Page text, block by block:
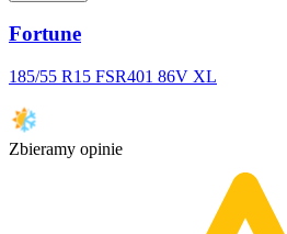
Fortune
185/55 R15 FSR401 86V XL
Zbieramy opinie